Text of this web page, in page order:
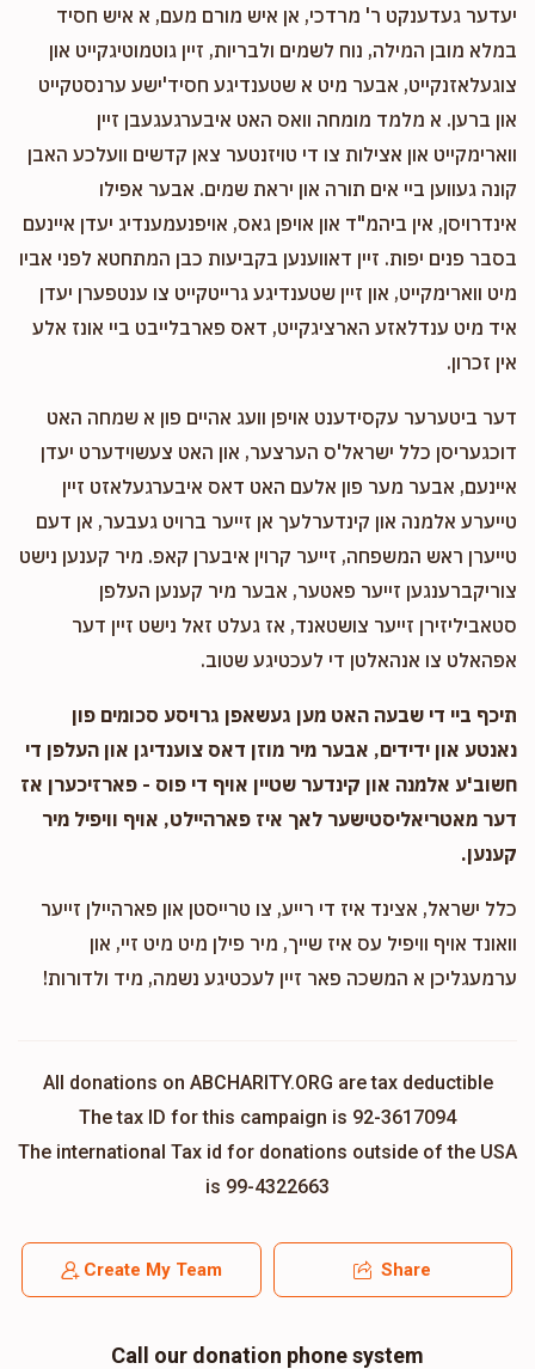
יעדער געדענקט ר' מרדכי, אן איש מורם מעם, א איש חסיד
במלא מובן המילה, נוח לשמים ולבריות, זיין גוטמוטיגקייט און
צוגעלאזנקייט, אבער מיט א שטענדיגע חסיד'ישע ערנסטקייט
און ברען. א מלמד מומחה וואס האט איבערגעגעבן זיין
ווארימקייט און אצילות צו די טויזנטער צאן קדשים וועלכע האבן
קונה געווען ביי אים תורה און יראת שמים. אבער אפילו
אינדרויסן, אין ביהמ"ד און אויפן גאס, אויפנעמענדיג יעדן איינעם
בסבר פנים יפות. זיין דאווענען בקביעות כבן המתחטא לפני אביו
מיט ווארימקייט, און זיין שטענדיגע גרייטקייט צו ענטפערן יעדן
איד מיט ענדלאזע הארציגקייט, דאס פארבלייבט ביי אונז אלע
אין זכרון.
דער ביטערער עקסידענט אויפן וועג אהיים פון א שמחה האט
דוכגעריסן כלל ישראל'ס הערצער, און האט צעשוידערט יעדן
איינעם, אבער מער פון אלעם האט דאס איבערגעלאזט זיין
טייערע אלמנה און קינדערלעך אן זייער ברויט געבער, אן דעם
טייערן ראש המשפחה, זייער קרוין איבערן קאפ. מיר קענען נישט
צוריקברענגען זייער פאטער, אבער מיר קענען העלפן
סטאביליזירן זייער צושטאנד, אז געלט זאל נישט זיין דער
אפהאלט צו אנהאלטן די לעכטיגע שטוב.
תיכף ביי די שבעה האט מען געשאפן גרויסע סכומים פון
נאנטע און ידידים, אבער מיר מוזן דאס צוענדיגן און העלפן די
חשוב'ע אלמנה און קינדער שטיין אויף די פוס - פארזיכערן אז
דער מאטריאליסטישער לאך איז פארהיילט, אויף וויפיל מיר
קענען.
כלל ישראל, אצינד איז די רייע, צו טרייסטן און פארהיילן זייער
וואונד אויף וויפיל עס איז שייך, מיר פילן מיט מיט זיי, און
ערמעגליכן א המשכה פאר זיין לעכטיגע נשמה, מיד ולדורות!
All donations on ABCHARITY.ORG are tax deductible
The tax ID for this campaign is 92-3617094
The international Tax id for donations outside of the USA
is 99-4322663
Create My Team Share
Call our donation phone system